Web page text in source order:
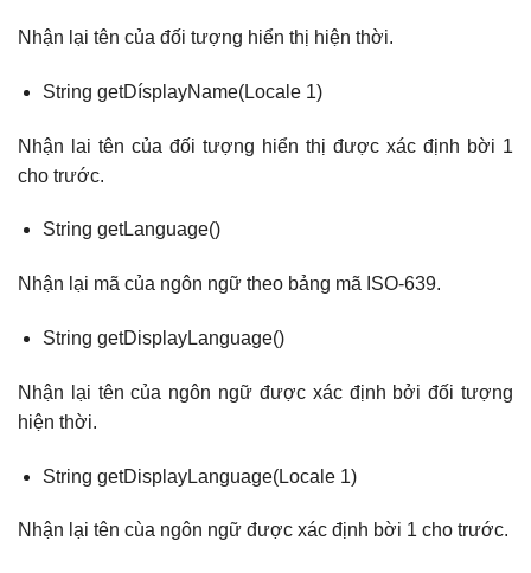
Nhận lại tên của đối tượng hiển thị hiện thời.
String getDísplayName(Locale 1)
Nhận lai tên của đối tượng hiển thị được xác định bời 1
cho trước.
String getLanguage()
Nhận lại mã của ngôn ngữ theo bảng mã ISO-639.
String getDisplayLanguage()
Nhận lại tên của ngôn ngữ được xác định bởi đối tượng
hiện thời.
String getDisplayLanguage(Locale 1)
Nhận lại tên cùa ngôn ngữ được xác định bời 1 cho trước.